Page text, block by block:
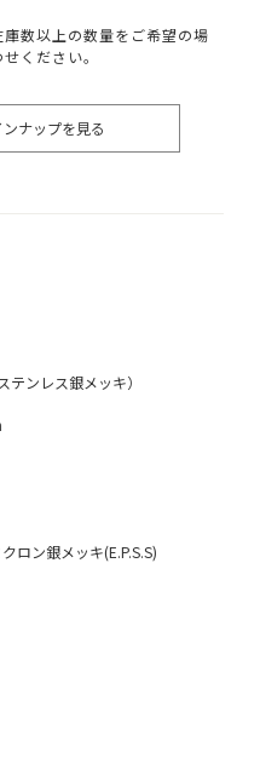
数以上の数量をご希望の場
ください。
ナップを見る
テンレス銀メッキ）
ロン銀メッキ(E.P.S.S)